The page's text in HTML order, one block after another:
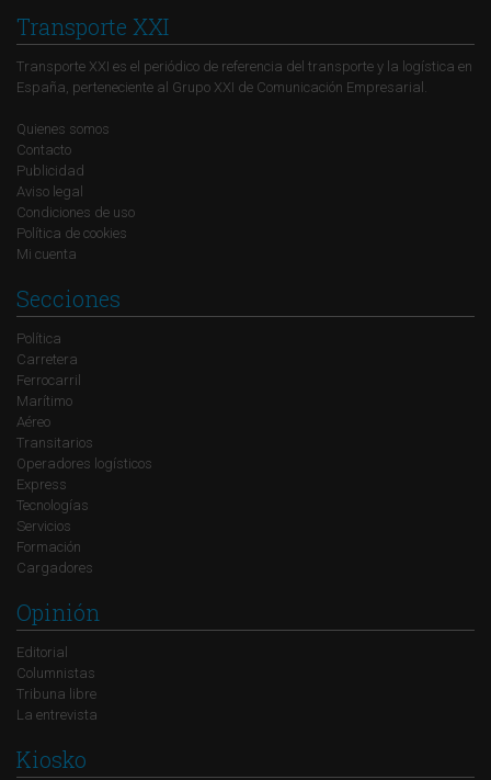
Transporte XXI
Transporte XXI es el periódico de referencia del transporte y la logística en
España, perteneciente al Grupo XXI de Comunicación Empresarial.
Quienes somos
Contacto
Publicidad
Aviso legal
Condiciones de uso
Política de cookies
Mi cuenta
Secciones
Política
Carretera
Ferrocarril
Marítimo
Aéreo
Transitarios
Operadores logísticos
Express
Tecnologías
Servicios
Formación
Cargadores
Opinión
Editorial
Columnistas
Tribuna libre
La entrevista
Kiosko